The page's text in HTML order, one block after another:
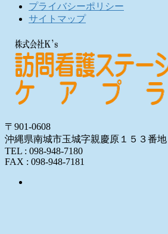
プライバシーポリシー
サイトマップ
〒901-0608
沖縄県南城市玉城字親慶原１５３番地
TEL : 098-948-7180
FAX : 098-948-7181